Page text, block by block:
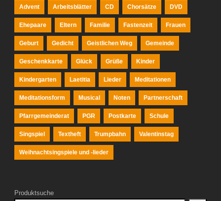
Advent Arbeitsblätter CD Chorsätze DVD
Ehepaare Eltern Familie Fastenzeit Frauen
Geburt Gedicht Geistlichen Weg Gemeinde
Geschenkkarte Glück Grüße Kinder
Kindergarten Laetitia Lieder Meditationen
Meditationsform Musical Noten Partnerschaft
Pfarrgemeinderat PGR Postkarte Schule
Singspiel Textheft Trumpbahn Valentinstag
Weihnachtsingspiele und -lieder
Produktsuche